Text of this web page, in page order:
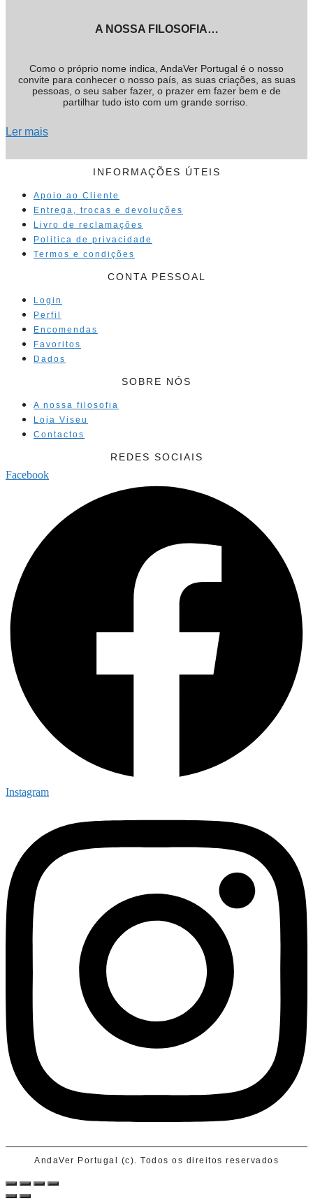
A NOSSA FILOSOFIA…
Como o próprio nome indica, AndaVer Portugal é o nosso
convite para conhecer o nosso país, as suas criações, as suas
pessoas, o seu saber fazer, o prazer em fazer bem e de
partilhar tudo isto com um grande sorriso.
Ler mais
INFORMAÇÕES ÚTEIS
Apoio ao Cliente
Entrega, trocas e devoluções
Livro de reclamações
Politica de privacidade
Termos e condições
CONTA PESSOAL
Login
Perfil
Encomendas
Favoritos
Dados
SOBRE NÓS
A nossa filosofia
Loja Viseu
Contactos
REDES SOCIAIS
Facebook
Instagram
AndaVer Portugal (c). Todos os direitos reservados